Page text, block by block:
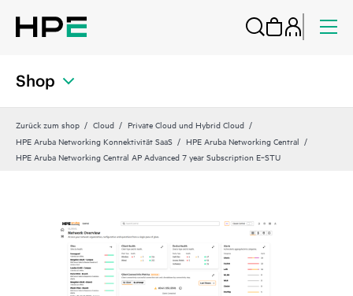
Shop
Zurück zum shop Cloud
Private Cloud und Hybrid Cloud
HPE Aruba Networking Konnektivität SaaS
HPE Aruba Networking Central
HPE Aruba Networking Central AP Advanced 7 year Subscription E‑STU